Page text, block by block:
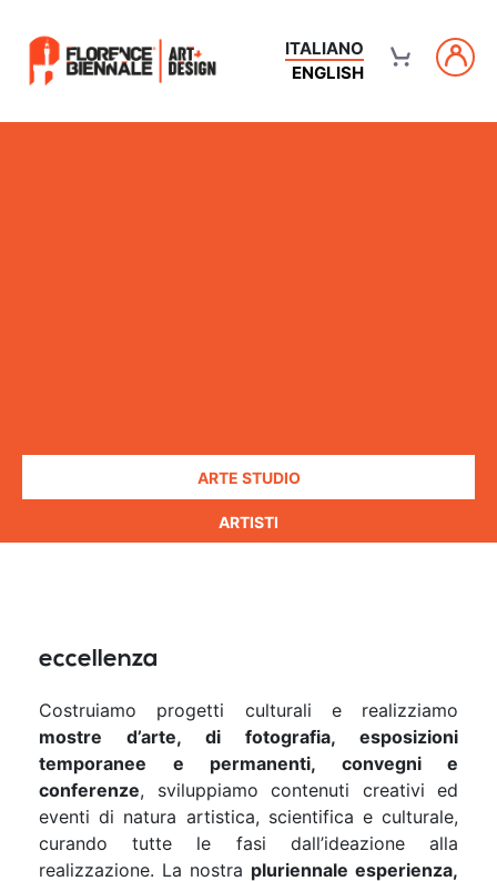
ITALIANO
ENGLISH
ARTE STUDIO
ARTISTI
eccellenza
Costruiamo progetti culturali e realizziamo
mostre d’arte, di fotografia, esposizioni
temporanee e permanenti, convegni e
conferenze, sviluppiamo contenuti creativi ed
eventi di natura artistica, scientifica e culturale,
curando tutte le fasi dall’ideazione alla
realizzazione. La nostra pluriennale esperienza,